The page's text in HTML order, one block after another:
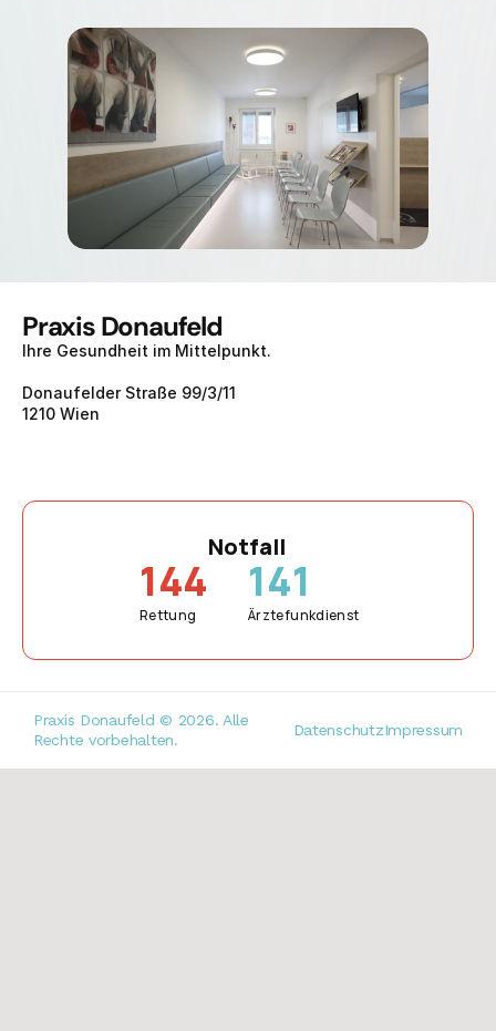
Praxis Donaufeld © 2026. Alle
Rechte vorbehalten.
DatenschutzImpressum
Praxis Donaufeld
Ihre Gesundheit im Mittelpunkt.
Donaufelder Straße 99/3/11
1210 Wien
Notfall
144
Rettung
141
Ärztefunkdienst